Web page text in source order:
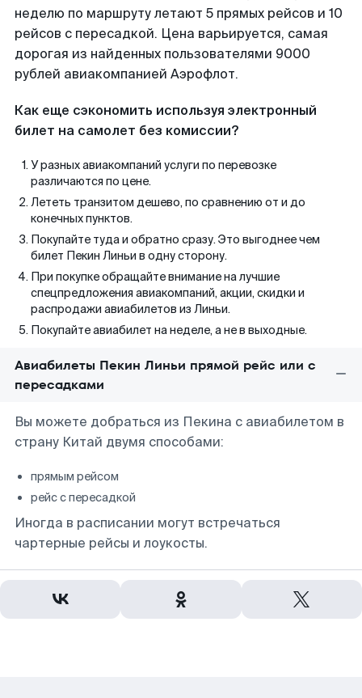
неделю по маршруту летают 5 прямых рейсов и 10
рейсов с пересадкой. Цена варьируется, самая
дорогая из найденных пользователями 9000
рублей авиакомпанией Аэрофлот.
Как еще сэкономить используя электронный
билет на самолет без комиссии?
У разных авиакомпаний услуги по перевозке
различаются по цене.
Лететь транзитом дешево, по сравнению от и до
конечных пунктов.
Покупайте туда и обратно сразу. Это выгоднее чем
билет Пекин Линьи в одну сторону.
При покупке обращайте внимание на лучшие
спецпредложения авиакомпаний, акции, скидки и
распродажи авиабилетов из Линьи.
Покупайте авиабилет на неделе, а не в выходные.
Авиабилеты Пекин Линьи прямой рейс или с
пересадками
Вы можете добраться из Пекина с авиабилетом в
страну Китай двумя способами:
прямым рейсом
рейс с пересадкой
Иногда в расписании могут встречаться
чартерные рейсы и лоукосты.